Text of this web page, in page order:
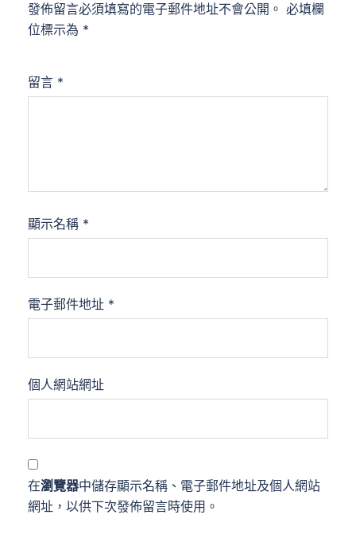
發佈留言必須填寫的電子郵件地址不會公開。 必填欄
位標示為 *
留言 *
顯示名稱 *
電子郵件地址 *
個人網站網址
在瀏覽器中儲存顯示名稱、電子郵件地址及個人網站
網址，以供下次發佈留言時使用。